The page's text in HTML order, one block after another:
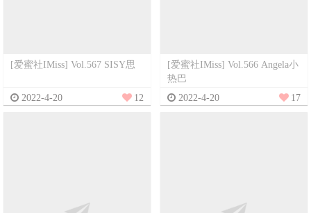
[爱蜜社IMiss] Vol.567 SISY思
2022-4-20 12
[爱蜜社IMiss] Vol.566 Angela小
热巴
2022-4-20
17